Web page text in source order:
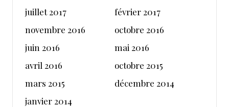
juillet 2017
février 2017
novembre 2016
octobre 2016
juin 2016
mai 2016
avril 2016
octobre 2015
mars 2015
décembre 2014
janvier 2014